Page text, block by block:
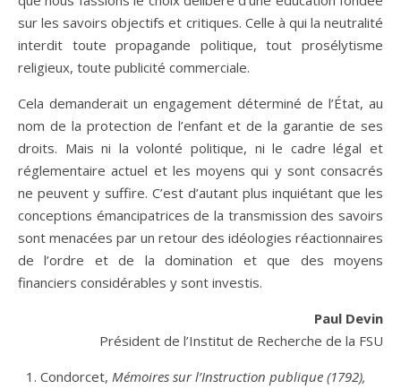
sur les savoirs objectifs et critiques. Celle à qui la neutralité
interdit toute propagande politique, tout prosélytisme
religieux, toute publicité commerciale.
Cela demanderait un engagement déterminé de l’État, au
nom de la protection de l’enfant et de la garantie de ses
droits. Mais ni la volonté politique, ni le cadre légal et
réglementaire actuel et les moyens qui y sont consacrés
ne peuvent y suffire. C’est d’autant plus inquiétant que les
conceptions émancipatrices de la transmission des savoirs
sont menacées par un retour des idéologies réactionnaires
de l’ordre et de la domination et que des moyens
financiers considérables y sont investis.
Paul Devin
Président de l’Institut de Recherche de la FSU
Condorcet, Mémoires sur l’Instruction publique (1792),